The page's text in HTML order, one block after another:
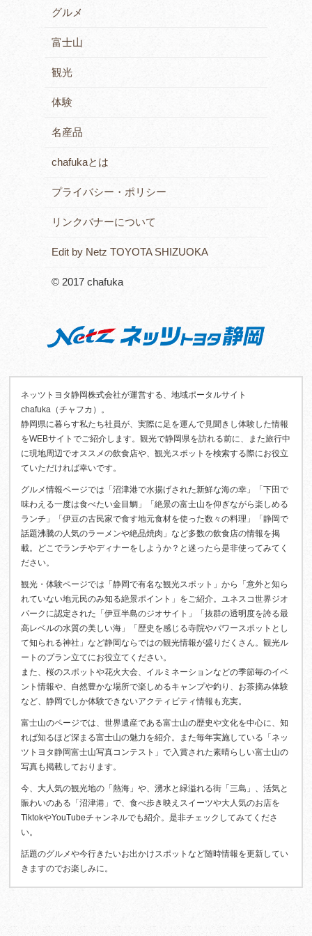
グルメ
富士山
観光
体験
名産品
chafukaとは
プライバシー・ポリシー
リンクバナーについて
Edit by Netz TOYOTA SHIZUOKA
© 2017 chafuka
ネッツトヨタ静岡株式会社が運営する、地域ポータルサイト
chafuka（チャフカ）。
静岡県に暮らす私たち社員が、実際に足を運んで見聞きし体験した情報
をWEBサイトでご紹介します。観光で静岡県を訪れる前に、また旅行中
に現地周辺でオススメの飲食店や、観光スポットを検索する際にお役立
ていただければ幸いです。
グルメ情報ページでは「沼津港で水揚げされた新鮮な海の幸」「下田で
味わえる一度は食べたい金目鯛」「絶景の富士山を仰ぎながら楽しめる
ランチ」「伊豆の古民家で食す地元食材を使った数々の料理」「静岡で
話題沸騰の人気のラーメンや絶品焼肉」など多数の飲食店の情報を掲
載。どこでランチやディナーをしようか？と迷ったら是非使ってみてく
ださい。
観光・体験ページでは「静岡で有名な観光スポット」から「意外と知ら
れていない地元民のみ知る絶景ポイント」をご紹介。ユネスコ世界ジオ
パークに認定された「伊豆半島のジオサイト」「抜群の透明度を誇る最
高レベルの水質の美しい海」「歴史を感じる寺院やパワースポットとし
て知られる神社」など静岡ならではの観光情報が盛りだくさん。観光ル
ートのプラン立てにお役立てください。
また、桜のスポットや花火大会、イルミネーションなどの季節毎のイベ
ント情報や、自然豊かな場所で楽しめるキャンプや釣り、お茶摘み体験
など、静岡でしか体験できないアクティビティ情報も充実。
富士山のページでは、世界遺産である富士山の歴史や文化を中心に、知
れば知るほど深まる富士山の魅力を紹介。また毎年実施している「ネッ
ツトヨタ静岡富士山写真コンテスト」で入賞された素晴らしい富士山の
写真も掲載しております。
今、大人気の観光地の「熱海」や、湧水と緑溢れる街「三島」、活気と
賑わいのある「沼津港」で、食べ歩き映えスイーツや大人気のお店を
TiktokやYouTubeチャンネルでも紹介。是非チェックしてみてくださ
い。
話題のグルメや今行きたいお出かけスポットなど随時情報を更新してい
きますのでお楽しみに。